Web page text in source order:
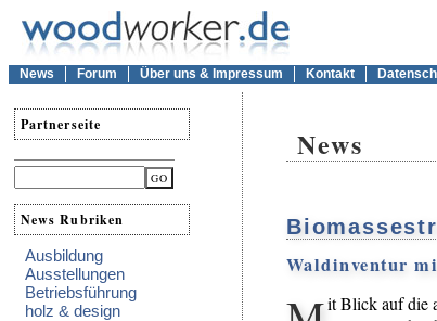
News Forum Über uns & Impressum Kontakt
Partnerseite
News Rubriken
Ausbildung
Ausstellungen
Betriebsführung
holz & design
News
Waldinventur
it Blick auf die